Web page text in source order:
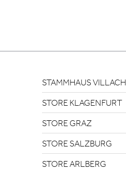
STAMMHAUS VILLACH
STORE KLAGENFURT
STORE GRAZ
STORE SALZBURG
STORE ARLBERG